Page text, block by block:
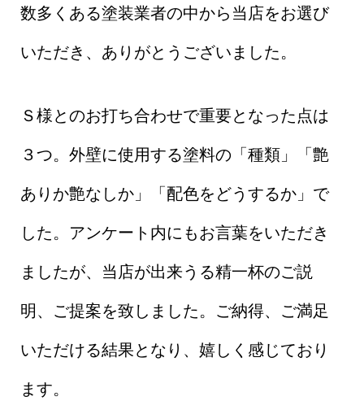
数多くある塗装業者の中から当店をお選び
いただき、ありがとうございました。
Ｓ様とのお打ち合わせで重要となった点は
３つ。外壁に使用する塗料の「種類」「艶
ありか艶なしか」「配色をどうするか」で
した。アンケート内にもお言葉をいただき
ましたが、当店が出来うる精一杯のご説
明、ご提案を致しました。ご納得、ご満足
いただける結果となり、嬉しく感じており
ます。